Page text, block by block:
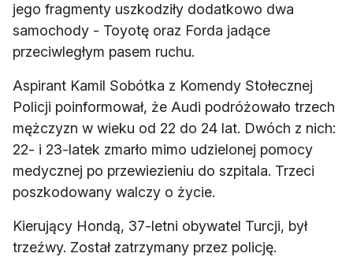
jego fragmenty uszkodziły dodatkowo dwa
samochody - Toyotę oraz Forda jadące
przeciwległym pasem ruchu.
Aspirant Kamil Sobótka z Komendy Stołecznej
Policji poinformował, że Audi podróżowało trzech
mężczyzn w wieku od 22 do 24 lat. Dwóch z nich:
22- i 23-latek zmarło mimo udzielonej pomocy
medycznej po przewiezieniu do szpitala. Trzeci
poszkodowany walczy o życie.
Kierujący Hondą, 37-letni obywatel Turcji, był
trzeźwy. Został zatrzymany przez policję.